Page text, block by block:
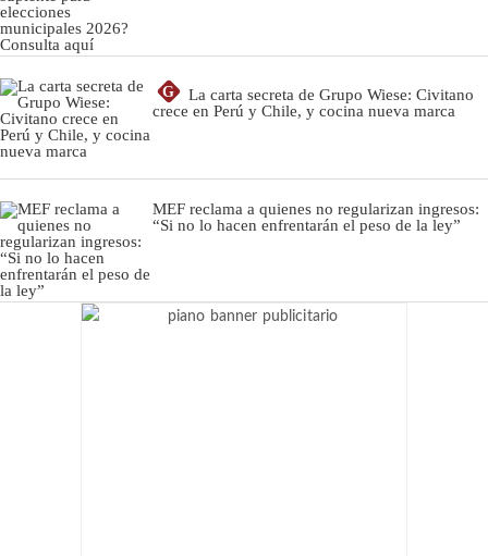
G
La carta secreta de Grupo Wiese: Civitano
crece en Perú y Chile, y cocina nueva marca
MEF reclama a quienes no regularizan ingresos:
“Si no lo hacen enfrentarán el peso de la ley”